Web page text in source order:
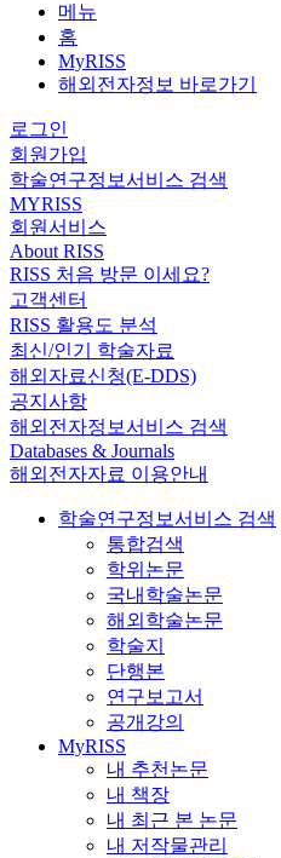
메뉴
홈
MyRISS
해외전자정보 바로가기
로그인
회원가입
학술연구정보서비스 검색
MYRISS
회원서비스
About RISS
RISS 처음 방문 이세요?
고객센터
RISS 활용도 분석
최신/인기 학술자료
해외자료신청(E-DDS)
공지사항
해외전자정보서비스 검색
Databases & Journals
해외전자자료 이용안내
학술연구정보서비스 검색
통합검색
학위논문
국내학술논문
해외학술논문
학술지
단행본
연구보고서
공개강의
MyRISS
내 추천논문
내 책장
내 최근 본 논문
내 저작물관리